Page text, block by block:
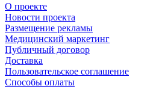
О проекте
Новости проекта
Размещение рекламы
Медицинский маркетинг
Публичный договор
Доставка
Пользовательское соглашение
Способы оплаты